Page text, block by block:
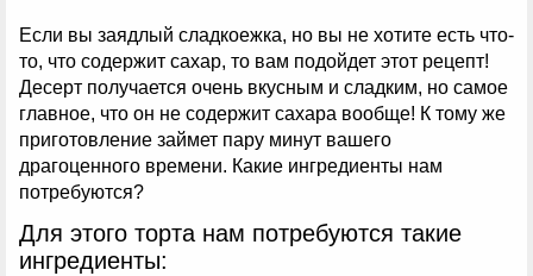
Если вы заядлый сладкоежка, но вы не хотите есть что-
то, что содержит сахар, то вам подойдет этот рецепт!
Десерт получается очень вкусным и сладким, но самое
главное, что он не содержит сахара вообще! К тому же
приготовление займет пару минут вашего
драгоценного времени. Какие ингредиенты нам
потребуются?
Для этого торта нам потребуются такие
ингредиенты: